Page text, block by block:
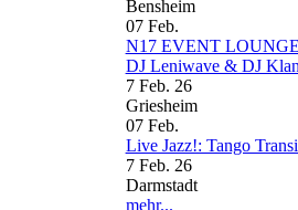
Bensheim
07 Feb.
N17 EVENT
DJ Leniwave & DJ
7 Feb. 26
Griesheim
07 Feb.
Live Jazz!: Tango
7 Feb. 26
Darmstadt
mehr...